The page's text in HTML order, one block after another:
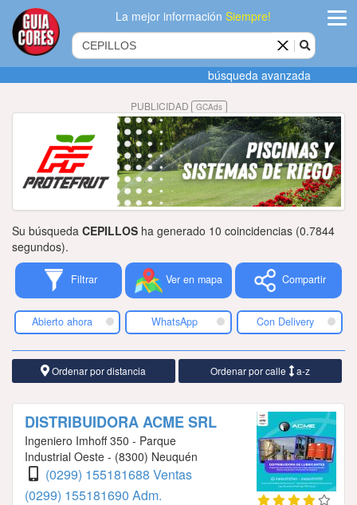
La mejor informaciónSiempre!
Agregar
empresa
Actualizar
datos
Publicidad
Tiendacores
Contactenos
búsqueda avanzada
PUBLICIDAD GCAds
Su búsqueda CEPILLOS ha generado 10 coincidencias (0.7844
segundos).
Filtrar Ver en mapa Compartir
Abierto ahora WhatsApp Con Delivery
Ordenar por distancia Ordenar por calle a-z
DISTRIBUIDORA ACME SRL
Ingeniero Imhoff 350 - Parque
Industrial Oeste - (8300) Neuquén
(0299) 155181688 Ventas
(0299) 155181690 Adm.